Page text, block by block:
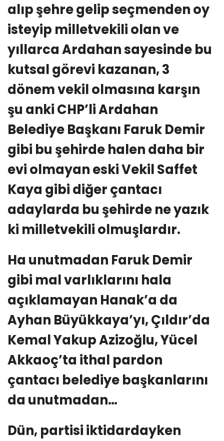
alıp şehre gelip seçmenden oy
isteyip milletvekili olan ve
yıllarca Ardahan sayesinde bu
kutsal görevi kazanan, 3
dönem vekil olmasına karşın
şu anki CHP’li Ardahan
Belediye Başkanı Faruk Demir
gibi bu şehirde halen daha bir
evi olmayan eski Vekil Saffet
Kaya gibi diğer çantacı
adaylarda bu şehirde ne yazık
ki milletvekili olmuşlardır.
Ha unutmadan Faruk Demir
gibi mal varlıklarını hala
açıklamayan Hanak’a da
Ayhan Büyükkaya’yı, Çıldır’da
Kemal Yakup Azizoğlu, Yücel
Akkaoç’ta ithal pardon
çantacı belediye başkanlarını
da unutmadan…
Dün, partisi iktidardayken